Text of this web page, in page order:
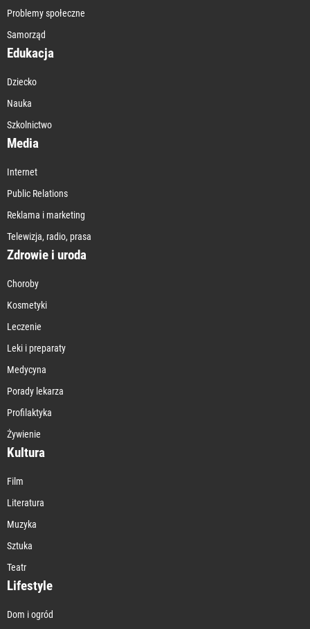
Problemy społeczne
Samorząd
Edukacja
Dziecko
Nauka
Szkolnictwo
Media
Internet
Public Relations
Reklama i marketing
Telewizja, radio, prasa
Zdrowie i uroda
Choroby
Kosmetyki
Leczenie
Leki i preparaty
Medycyna
Porady lekarza
Profilaktyka
Żywienie
Kultura
Film
Literatura
Muzyka
Sztuka
Teatr
Lifestyle
Dom i ogród